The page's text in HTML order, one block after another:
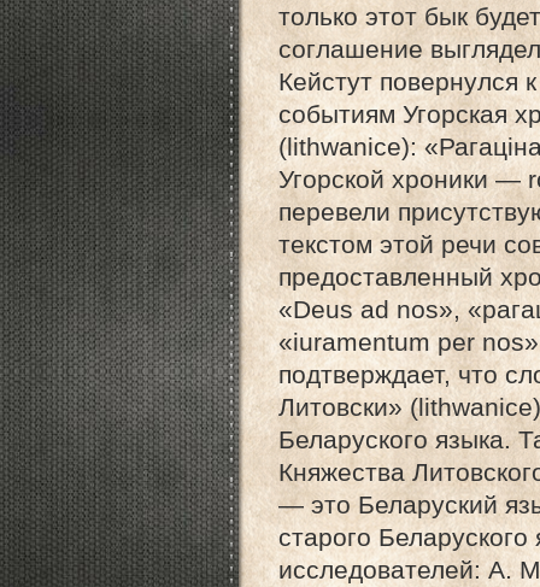
только этот бык
соглашение
Кейстут повернулся
событиям Угорская
(lithwanice):
Угорской хроники —
перевели
текстом этой речи
предоставленный
«Deus ad nos»,
«iuramentum per
подтверждает, что
Литовски»
Беларуского языка.
Княжества
— это Беларуский
старого
исследователей: А.